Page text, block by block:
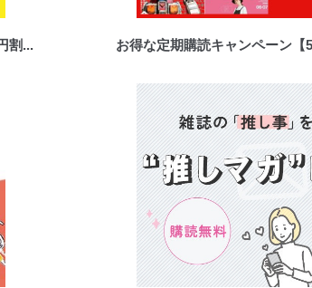
割...
お得な定期購読キャンペーン【